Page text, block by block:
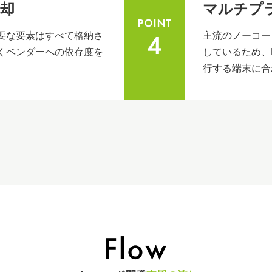
な要素はすべて格納さ
ベンダーへの依存度を
マルチプ
主流のノーコ
しているため
行する端末に